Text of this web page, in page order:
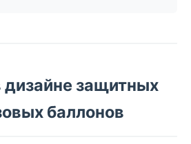
защитных
баллонов